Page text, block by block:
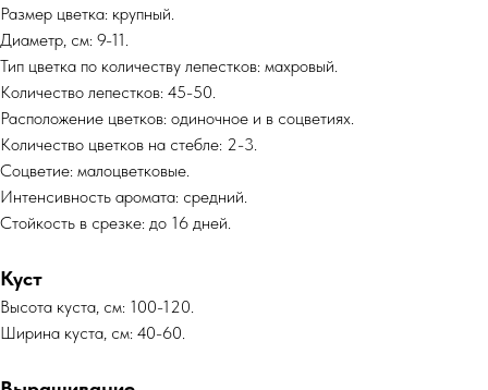
Размер цветка: крупный.
Диаметр, см: 9-11.
Тип цветка по количеству лепестков: махровый.
Количество лепестков: 45-50.
Расположение цветков: одиночное и в соцветиях.
Количество цветков на стебле: 2-3.
Соцветие: малоцветковые.
Интенсивность аромата: средний.
Стойкость в срезке: до 16 дней.
Куст
Высота куста, см: 100-120.
Ширина куста, см: 40-60.